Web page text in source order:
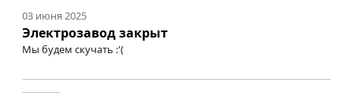
03 июня 2025
Электрозавод закрыт
Мы будем скучать :'(